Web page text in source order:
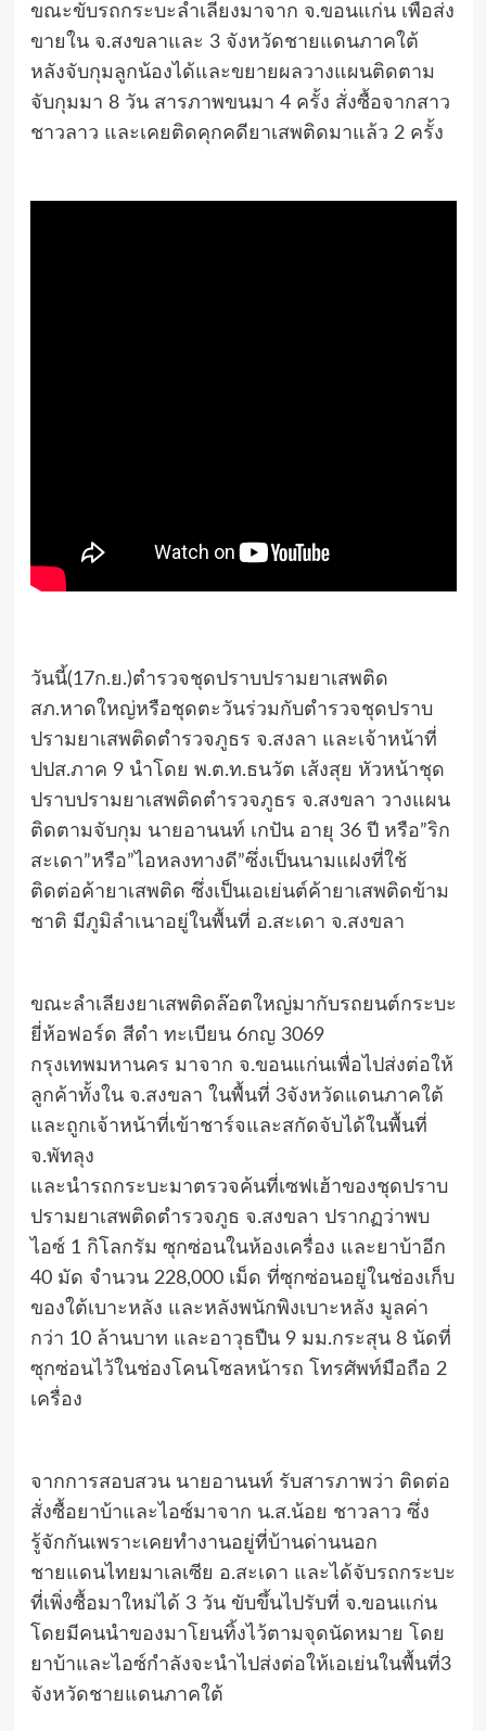
ขณะขับรถกระบะลำเลียงมาจาก จ.ขอนแก่น เพื่อส่ง
ขายใน จ.สงขลาและ 3 จังหวัดชายแดนภาคใต้
หลังจับกุมลูกน้องได้และขยายผลวางแผนติดตาม
จับกุมมา 8 วัน สารภาพขนมา 4 ครั้ง สั่งซื้อจากสาว
ชาวลาว และเคยติดคุกคดียาเสพติดมาแล้ว 2 ครั้ง
วันนี้(17ก.ย.)ตำรวจชุดปราบปรามยาเสพติด
สภ.หาดใหญ่หรือชุดตะวันร่วมกับตำรวจชุดปราบ
ปรามยาเสพติดตำรวจภูธร จ.สงลา และเจ้าหน้าที่
ปปส.ภาค 9 นำโดย พ.ต.ท.ธนวัต เส้งสุย หัวหน้าชุด
ปราบปรามยาเสพติดตำรวจภูธร จ.สงขลา วางแผน
ติดตามจับกุม นายอานนท์ เกปัน อายุ 36 ปี หรือ”ริก
สะเดา”หรือ”ไอหลงทางดี”ซึ่งเป็นนามแฝงที่ใช้
ติดต่อค้ายาเสพติด ซึ่งเป็นเอเย่นต์ค้ายาเสพติดข้าม
ชาติ มีภูมิลำเนาอยู่ในพื้นที่ อ.สะเดา จ.สงขลา
ขณะลำเลียงยาเสพติดล๊อตใหญ่มากับรถยนต์กระบะ
ยี่ห้อฟอร์ด สีดำ ทะเบียน 6กญ 3069
กรุงเทพมหานคร มาจาก จ.ขอนแก่นเพื่อไปส่งต่อให้
ลูกค้าทั้งใน จ.สงขลา ในพื้นที่ 3จังหวัดแดนภาคใต้
และถูกเจ้าหน้าที่เข้าชาร์จและสกัดจับได้ในพื้นที่
จ.พัทลุง
และนำรถกระบะมาตรวจค้นที่เซฟเฮ้าของชุดปราบ
ปรามยาเสพติดตำรวจภูธ จ.สงขลา ปรากฏว่าพบ
ไอซ์ 1 กิโลกรัม ซุกซ่อนในห้องเครื่อง และยาบ้าอีก
40 มัด จำนวน 228,000 เม็ด ที่ซุกซ่อนอยู่ในช่องเก็บ
ของใต้เบาะหลัง และหลังพนักพิงเบาะหลัง มูลค่า
กว่า 10 ล้านบาท และอาวุธปืน 9 มม.กระสุน 8 นัดที่
ซุกซ่อนไว้ในช่องโคนโซลหน้ารถ โทรศัพท์มือถือ 2
เครื่อง
จากการสอบสวน นายอานนท์ รับสารภาพว่า ติดต่อ
สั่งซื้อยาบ้าและไอซ์มาจาก น.ส.น้อย ชาวลาว ซึ่ง
รู้จักกันเพราะเคยทำงานอยู่ที่บ้านด่านนอก
ชายแดนไทยมาเลเซีย อ.สะเดา และได้จับรถกระบะ
ที่เพิ่งซื้อมาใหม่ได้ 3 วัน ขับขึ้นไปรับที่ จ.ขอนแก่น
โดยมีคนนำของมาโยนทิ้งไว้ตามจุดนัดหมาย โดย
ยาบ้าและไอซ์กำลังจะนำไปส่งต่อให้เอเย่นในพื้นที่3
จังหวัดชายแดนภาคใต้